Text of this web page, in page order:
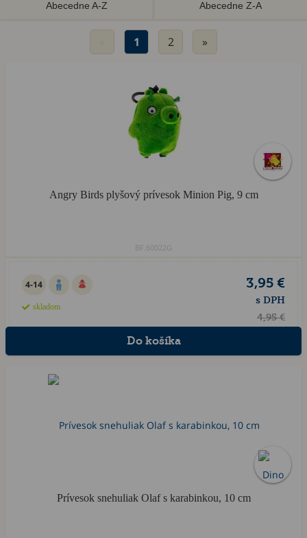
Abecedne A-Z Abecedne Z-A
1 2 »
Angry Birds plyšový prívesok Minion Pig, 9 cm
BF.60022G
4-14
skladom
3,95 €
s DPH
4,95 €
Prívesok snehuliak Olaf s karabinkou, 10 cm